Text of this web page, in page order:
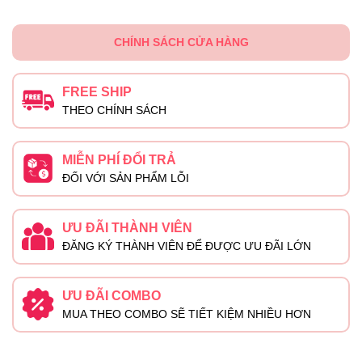
CHÍNH SÁCH CỬA HÀNG
FREE SHIP
THEO CHÍNH SÁCH
MIỄN PHÍ ĐỔI TRẢ
ĐỐI VỚI SẢN PHẨM LỖI
ƯU ĐÃI THÀNH VIÊN
ĐĂNG KÝ THÀNH VIÊN ĐỂ ĐƯỢC ƯU ĐÃI LỚN
ƯU ĐÃI COMBO
MUA THEO COMBO SẼ TIẾT KIỆM NHIỀU HƠN